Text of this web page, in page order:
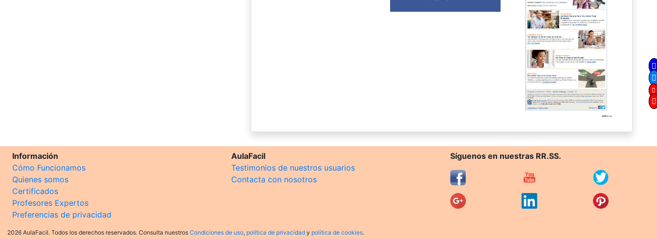
Información
Cómo Funcionamos
Quienes somos
Certificados
Profesores Expertos
Preferencias de privacidad
AulaFacil
Testimonios de nuestros usuarios
Contacta con nosotros
Síguenos en nuestras RR.SS.
2026 AulaFacil. Todos los derechos reservados. Consulta nuestros Condiciones de uso, política de privacidad y política de cookies.